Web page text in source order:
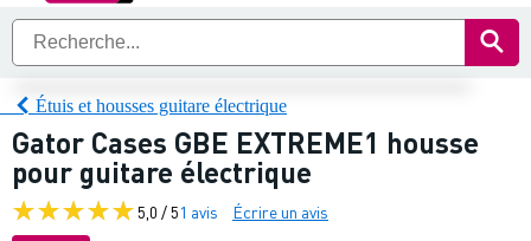
Étuis et housses guitare électrique
Gator Cases GBE EXTREME1 housse
pour guitare électrique
5,0 / 51 avis Écrire un avis